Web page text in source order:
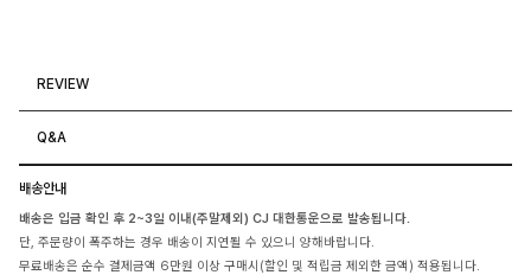
REVIEW
Q&A
배송안내
배송은 입금 확인 후 2~3일 이내(주말제외) CJ 대한통운으로 발송됩니다.
단, 주문량이 폭주하는 경우 배송이 지연될 수 있으니 양해바랍니다.
무료배송은 순수 결제금액 6만원 이상 구매시(할인 및 적립금 제외한 금액) 적용됩니다.